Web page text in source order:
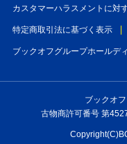
カスタマーハラスメントに対
特定商取引法に基づく表示
ブックオフグループホールデ
ブックオ
古物商許可番号 第